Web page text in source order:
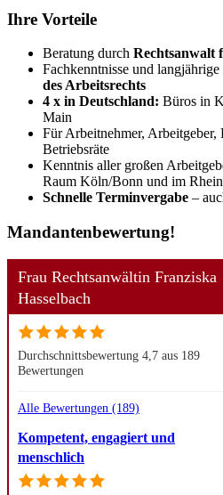
Ihre Vorteile
Beratung durch Rechtsanwalt
Fachkenntnisse und
des Arbeitsrechts
4 x in Deutschland: Büros in
Main
Für Arbeitnehmer, Arbeitgeber,
Betriebsräte
Kenntnis aller großen
Raum Köln/Bonn und im
Schnelle Terminvergabe –
Mandanten­bewertung!
Frau Rechtsanwältin Franziska
Hasselbach
Durchschnittsbewertung 4,7 aus 189
Bewertungen
Alle Bewertungen (189)
Kompetent, engagiert und
menschlich